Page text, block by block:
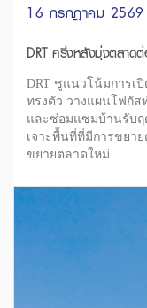
16 กรกฎาคม 2569
DRT ครึ่งหลังมุ่งตลาด
DRT ชูแนวโน้มการเ
ทรงตัว วางแผนโฟกัส
และซ่อมแซมบ้านรับฤ
เจาะพื้นที่ที่มีการขยา
ขยายตลาดใหม่